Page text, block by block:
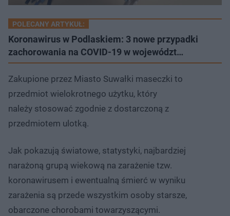
POLECANY ARTYKUŁ:
Koronawirus w Podlaskiem: 3 nowe przypadki
zachorowania na COVID-19 w województ…
Zakupione przez Miasto Suwałki maseczki to
przedmiot wielokrotnego użytku, który
należy stosować zgodnie z dostarczoną z
przedmiotem ulotką.
Jak pokazują światowe, statystyki, najbardziej
narażoną grupą wiekową na zarażenie tzw.
koronawirusem i ewentualną śmierć w wyniku
zarażenia są przede wszystkim osoby starsze,
obarczone chorobami towarzyszącymi.